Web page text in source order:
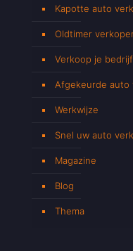
Kapotte auto
Oldtimer
Verkoop je
Afgekeurde auto
Werkwijze
Snel uw auto
Magazine
Blog
Thema